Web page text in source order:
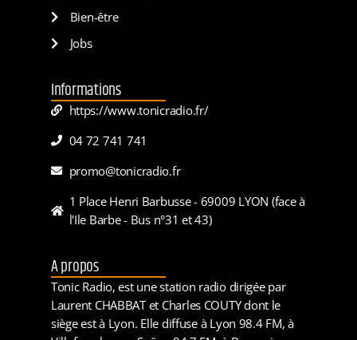
Bien-être
Jobs
Informations
https://www.tonicradio.fr/
04 72 741 741
promo@tonicradio.fr
1 Place Henri Barbusse - 69009 LYON (face à
l'Ile Barbe - Bus n°31 et 43)
A propos
Tonic Radio, est une station radio dirigée par
Laurent CHABBAT et Charles COUTY dont le
siège est à Lyon. Elle diffuse à Lyon 98.4 FM, à